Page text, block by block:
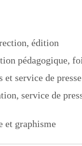
édition
pédagogique,
service de
service de
et graphisme